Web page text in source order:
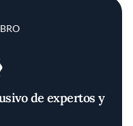
de expertos y